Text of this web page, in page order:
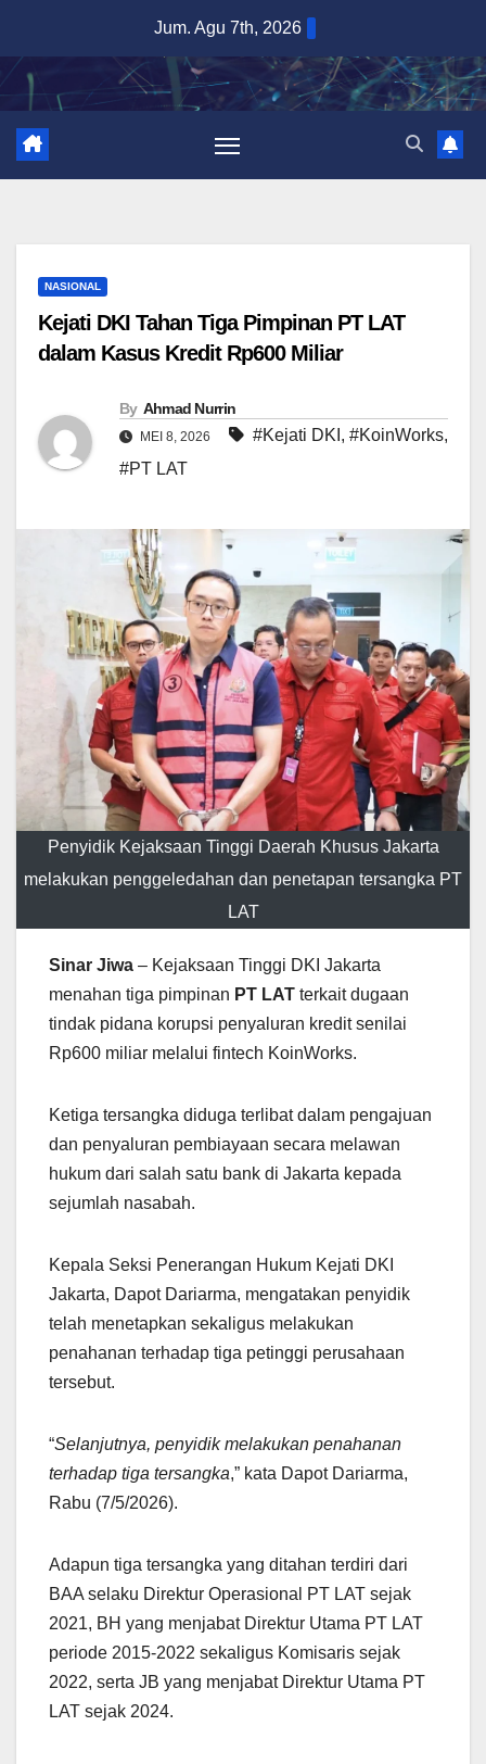
content
Jum. Agu 7th, 2026
NASIONAL
Kejati DKI Tahan Tiga Pimpinan PT LAT
dalam Kasus Kredit Rp600 Miliar
By Ahmad Nurrin
MEI 8, 2026 #Kejati DKI , #KoinWorks,
#PT LAT
Penyidik Kejaksaan Tinggi Daerah Khusus Jakarta
melakukan penggeledahan dan penetapan tersangka PT
LAT
Sinar Jiwa – Kejaksaan Tinggi DKI Jakarta
menahan tiga pimpinan PT LAT terkait dugaan
tindak pidana korupsi penyaluran kredit senilai
Rp600 miliar melalui fintech KoinWorks.
Ketiga tersangka diduga terlibat dalam pengajuan
dan penyaluran pembiayaan secara melawan
hukum dari salah satu bank di Jakarta kepada
sejumlah nasabah.
Kepala Seksi Penerangan Hukum Kejati DKI
Jakarta, Dapot Dariarma, mengatakan penyidik
telah menetapkan sekaligus melakukan
penahanan terhadap tiga petinggi perusahaan
tersebut.
“Selanjutnya, penyidik melakukan penahanan
terhadap tiga tersangka,” kata Dapot Dariarma,
Rabu (7/5/2026).
Adapun tiga tersangka yang ditahan terdiri dari
BAA selaku Direktur Operasional PT LAT sejak
2021, BH yang menjabat Direktur Utama PT LAT
periode 2015-2022 sekaligus Komisaris sejak
2022, serta JB yang menjabat Direktur Utama PT
LAT sejak 2024.